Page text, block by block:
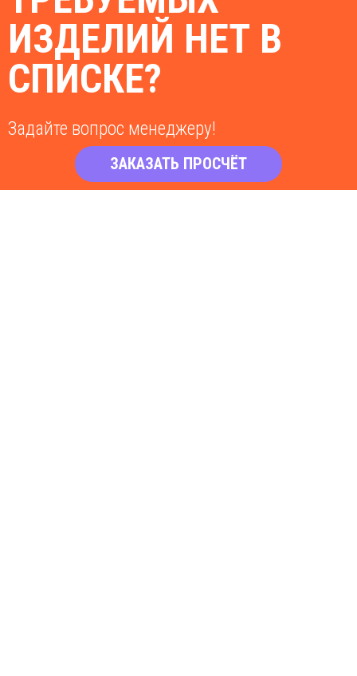
ИЗДЕЛИЙ НЕТ В
СПИСКЕ?
Задайте вопрос менеджеру!
ЗАКАЗАТЬ ПРОСЧЁТ